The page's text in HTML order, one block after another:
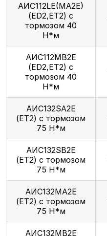
AИC112LЕ(MA2Е)
(ED2,ET2) с
тормозом 40
Н*м
АИС112МВ2Е
(ED2,ET2) с
тормозом 40
Н*м
AИC132SA2Е
(ET2) с тормозом
75 Н*м
АИС132SB2Е
(ET2) с тормозом
75 Н*м
АИС132МА2Е
(ET2) с тормозом
75 Н*м
АИС132МВ2Е